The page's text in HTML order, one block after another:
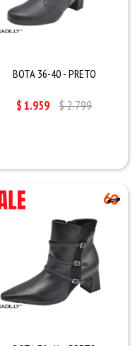
BOTA 36-40 - PRETO
$1.959 $2.799